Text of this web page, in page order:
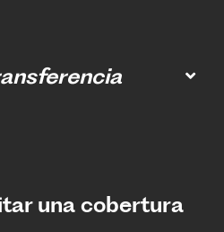
una cobertura